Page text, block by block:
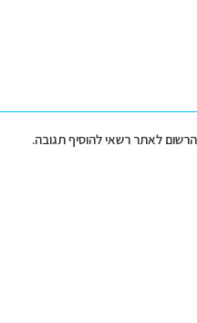
לאתר רשאי להוסיף תגובה.